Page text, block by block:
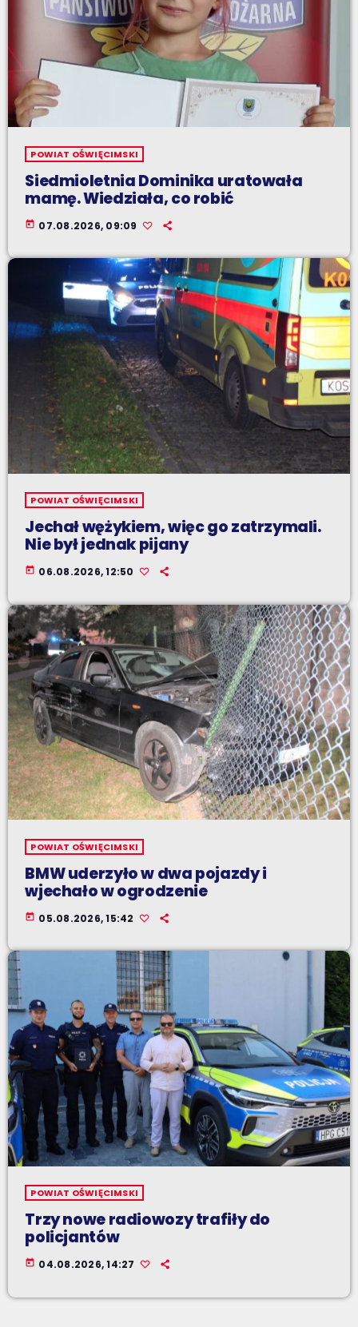
POWIAT OŚWIĘCIMSKI
Siedmioletnia Dominika uratowała
mamę. Wiedziała, co robić
today 07.08.2026, 09:09
POWIAT OŚWIĘCIMSKI
Jechał wężykiem, więc go zatrzymali.
Nie był jednak pijany
today 06.08.2026, 12:50
POWIAT OŚWIĘCIMSKI
BMW uderzyło w dwa pojazdy i
wjechało w ogrodzenie
today 05.08.2026, 15:42
POWIAT OŚWIĘCIMSKI
Trzy nowe radiowozy trafiły do
policjantów
today 04.08.2026, 14:27